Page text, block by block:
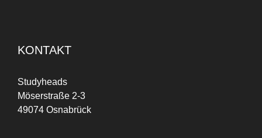
KONTAKT
Studyheads
Möserstraße 2-3
49074 Osnabrück